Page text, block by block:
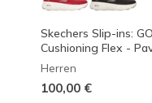
Skechers Slip-ins:
Cushioning Flex -
Herren
100,00 €